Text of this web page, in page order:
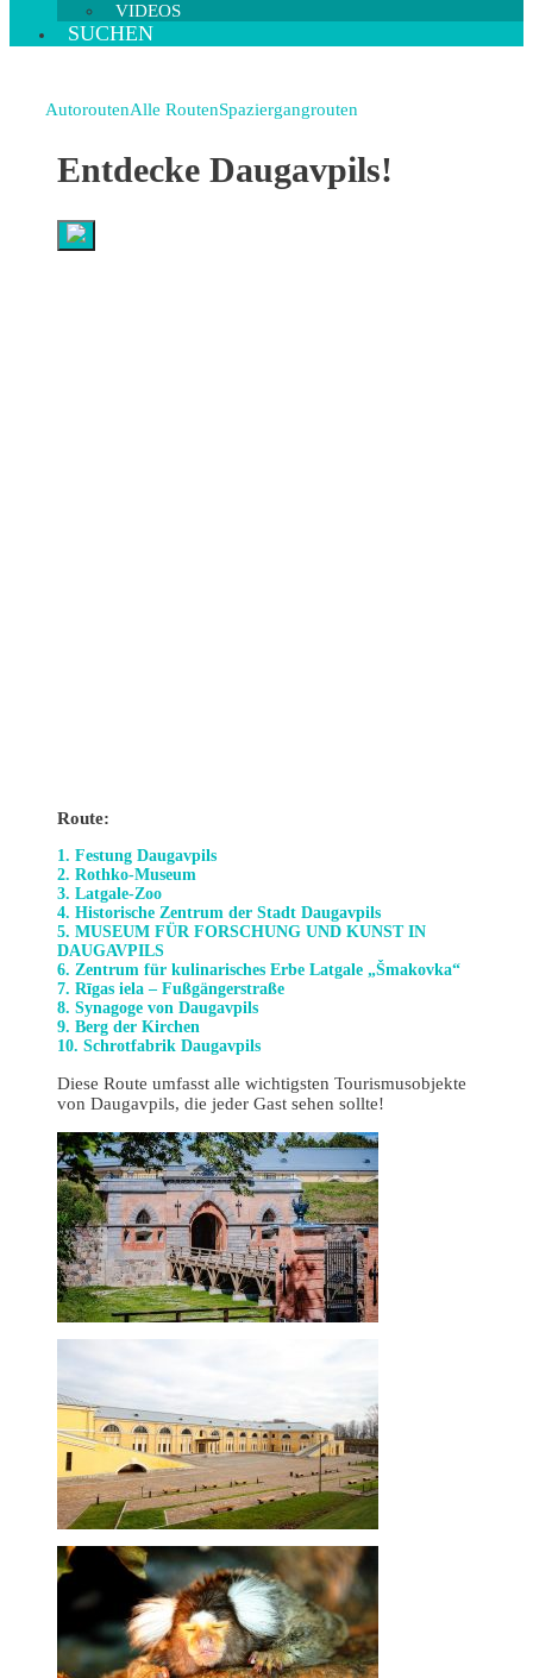
VIDEOS
SUCHEN
AutoroutenAlle RoutenSpaziergangrouten
Entdecke Daugavpils!
Route:
1. Festung Daugavpils
2. Rothko-Museum
3. Latgale-Zoo
4. Historische Zentrum der Stadt Daugavpils
5. MUSEUM FÜR FORSCHUNG UND KUNST IN
DAUGAVPILS
6. Zentrum für kulinarisches Erbe Latgale „Šmakovka“
7. Rīgas iela – Fußgängerstraße
8. Synagoge von Daugavpils
9. Berg der Kirchen
10. Schrotfabrik Daugavpils
Diese Route umfasst alle wichtigsten Tourismusobjekte
von Daugavpils, die jeder Gast sehen sollte!